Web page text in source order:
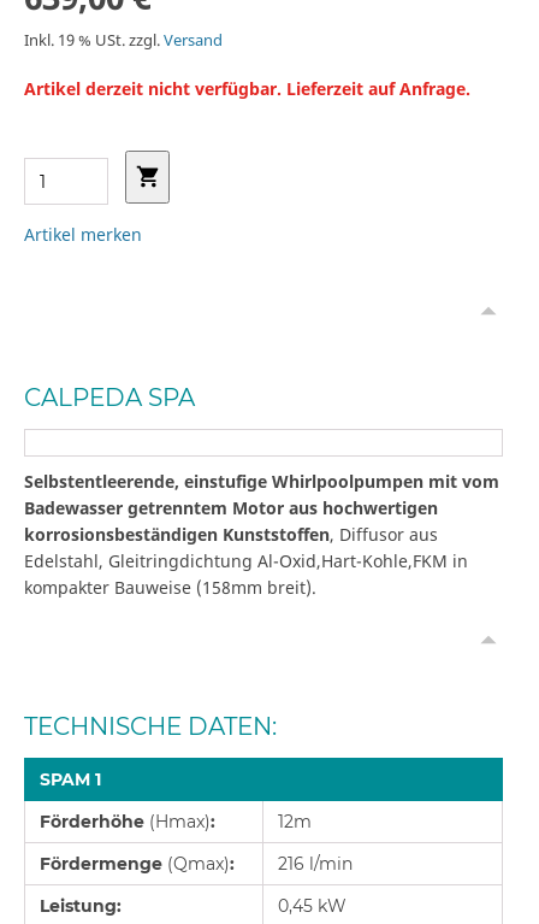
Inkl. 19 % USt. zzgl.Versand
Artikel derzeit nicht verfügbar. Lieferzeit auf Anfrage.
Artikel merken
CALPEDA SPA
Selbstentleerende, einstufige Whirlpoolpumpen mit vom
Badewasser getrenntem Motor aus hochwertigen
korrosionsbeständigen Kunststoffen, Diffusor aus
Edelstahl, Gleitringdichtung Al-Oxid,Hart-Kohle,FKM in
kompakter Bauweise (158mm breit).
TECHNISCHE DATEN:
SPAM 1
Förderhöhe (Hmax):
12m
Fördermenge (Qmax):
216 l/min
Leistung:
0,45 kW